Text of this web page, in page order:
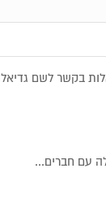
בקשר לשם
עם חברים...